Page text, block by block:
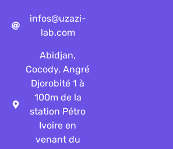
infos@uzazi-
lab.com
Abidjan,
Cocody, Angré
Djorobité 1 à
100m de la
station Pétro
Ivoire en
venant du